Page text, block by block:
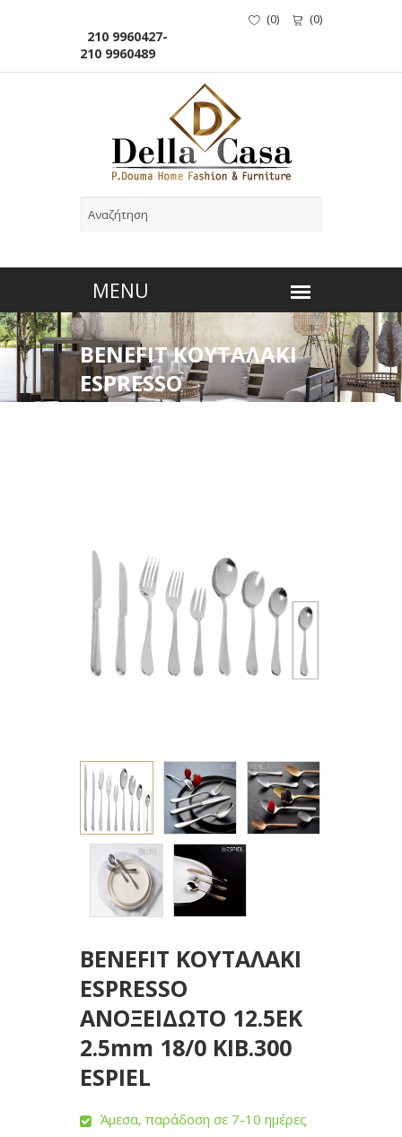
210 9960427-
210 9960489
(0) (0)
BENEFIT ΚΟΥΤΑΛΑΚΙ
ESPRESSO
ΑΝΟΞΕΙΔΩΤΟ 12.5ΕΚ
BENEFIT ΚΟΥΤΑΛΑΚΙ
ESPRESSO
ΑΝΟΞΕΙΔΩΤΟ 12.5ΕΚ
2.5mm 18/0 KIB.300
ESPIEL
Άμεσα, παράδοση σε 7-10 ημέρες